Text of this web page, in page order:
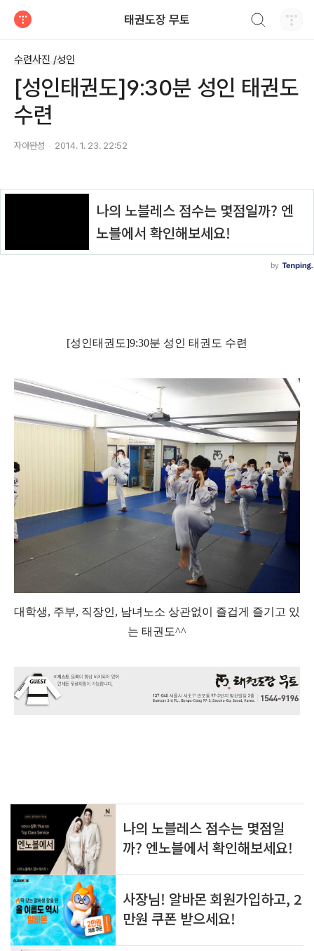
태권도장 무토
수련사진 /성인
[성인태권도]9:30분 성인 태권도
수련
자아완성 2014. 1. 23. 22:52
[성인태권도]9:30분 성인 태권도 수련
대학생, 주부, 직장인, 남녀노소 상관없이 즐겁게 즐기고 있
는 태권도^^